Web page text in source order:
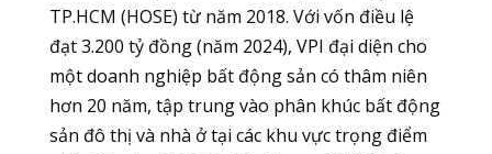
TP.HCM (HOSE) từ năm 2018. Với vốn điều lệ
đạt 3.200 tỷ đồng (năm 2024), VPI đại diện cho
một doanh nghiệp bất động sản có thâm niên
hơn 20 năm, tập trung vào phân khúc bất động
sản đô thị và nhà ở tại các khu vực trọng điểm